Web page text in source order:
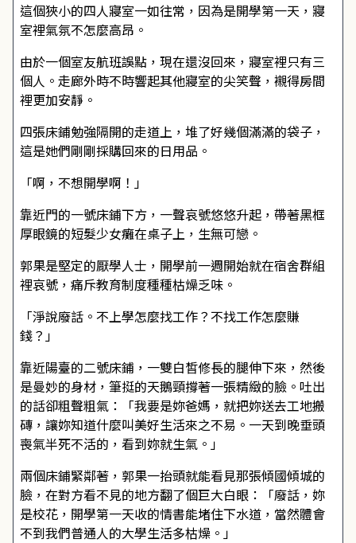
這個狹小的四人寢室一如往常，因為是開學第一天，寢
室裡氣氛不怎麼高昂。
由於一個室友航班誤點，現在還沒回來，寢室裡只有三
個人。走廊外時不時響起其他寢室的尖笑聲，襯得房間
裡更加安靜。
四張床鋪勉強隔開的走道上，堆了好幾個滿滿的袋子，
這是她們剛剛採購回來的日用品。
「啊，不想開學啊！」
靠近門的一號床鋪下方，一聲哀號悠悠升起，帶著黑框
厚眼鏡的短髮少女癱在桌子上，生無可戀。
郭果是堅定的厭學人士，開學前一週開始就在宿舍群組
裡哀號，痛斥教育制度種種枯燥乏味。
「淨說廢話。不上學怎麼找工作？不找工作怎麼賺
錢？」
靠近陽臺的二號床鋪，一雙白皙修長的腿伸下來，然後
是曼妙的身材，筆挺的天鵝頸撐著一張精緻的臉。吐出
的話卻粗聲粗氣：「我要是妳爸媽，就把妳送去工地搬
磚，讓妳知道什麼叫美好生活來之不易。一天到晚垂頭
喪氣半死不活的，看到妳就生氣。」
兩個床鋪緊鄰著，郭果一抬頭就能看見那張傾國傾城的
臉，在對方看不見的地方翻了個巨大白眼：「廢話，妳
是校花，開學第一天收的情書能堵住下水道，當然體會
不到我們普通人的大學生活多枯燥。」